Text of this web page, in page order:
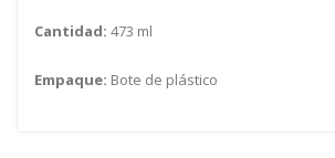
Cantidad: 473 ml
Empaque: Bote de plástico